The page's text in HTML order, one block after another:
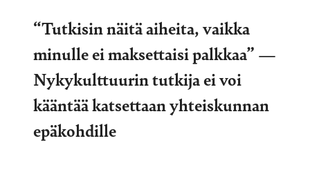
“Tutkisin näitä aiheita, vaikka
minulle ei maksettaisi palkkaa” —
Nykykulttuurin tutkija ei voi
kääntää katsettaan yhteiskunnan
epäkohdille